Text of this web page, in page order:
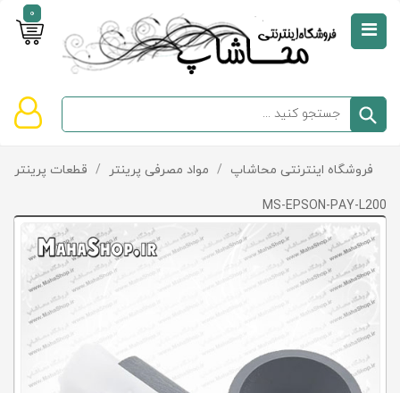
0
صفحه
دسته‌بندی
تخفیف‌ها
و
پیشنهادها
تماس
سبد
خالی
است
فروشگاه اینترنتی محاشاپ / مواد مصرفی پرینتر / قطعات پرینتر و
MS-EPSON-PAY-L200